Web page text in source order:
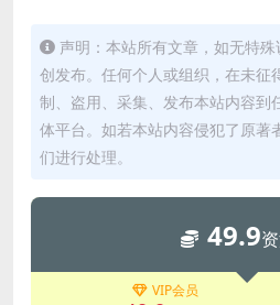
声明：本站所有文章，如无特
创发布。任何个人或组织，在未征
制、盗用、采集、发布本站内容到
体平台。如若本站内容侵犯了原著
们进行处理。
49.9
VIP会员